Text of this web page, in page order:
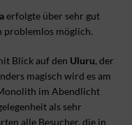
erfolgte über sehr gut
problemlos möglich.
Blick auf den Uluru, der
magisch wird es am
im Abendlicht
als sehr
alle Besucher, die in